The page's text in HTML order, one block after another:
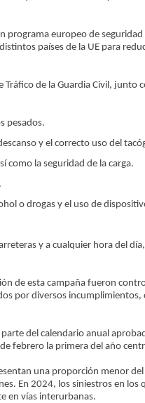
programa europeo de
países de la UE para
de la Guardia Civil, junto
pesados.
y el correcto uso del
como la seguridad de la carga.
o drogas y el uso de
y a cualquier hora del
de esta campaña fueron
por diversos
del calendario anual
febrero la primera del año
una proporción menor
En 2024, los siniestros en
en vías interurbanas.